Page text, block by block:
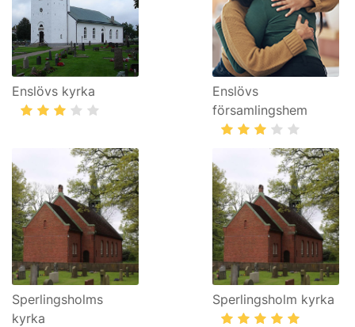
Enslövs kyrka
Enslövs
församlingshem
Sperlingsholms
kyrka
Sperlingsholm kyrka